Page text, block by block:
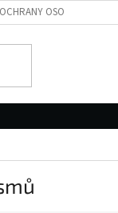
OSOBNÍCH ÚDAJŮ